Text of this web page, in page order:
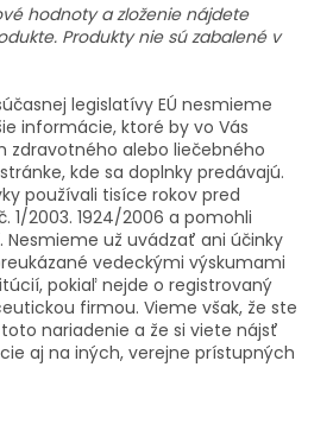
hodnoty a zloženie nájdete
Produkty nie sú zabalené v
legislatívy EÚ nesmieme
informácie, ktoré by vo Vás
zdravotného alebo liečebného
kde sa doplnky predávajú.
používali tisíce rokov pred
1/2003. 1924/2006 a pomohli
už uvádzať ani účinky
vedeckými výskumami
pokiaľ nejde o registrovaný
firmou. Vieme však, že ste
nariadenie a že si viete nájsť
aj na iných, verejne prístupných